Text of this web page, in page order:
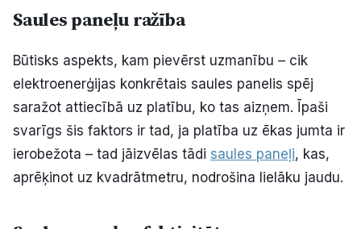
Saules paneļu ražība
Būtisks aspekts, kam pievērst uzmanību – cik
elektroenerģijas konkrētais saules panelis spēj
saražot attiecībā uz platību, ko tas aizņem. Īpaši
svarīgs šis faktors ir tad, ja platība uz ēkas jumta ir
ierobežota – tad jāizvēlas tādi saules paneļi, kas,
aprēķinot uz kvadrātmetru, nodrošina lielāku jaudu.